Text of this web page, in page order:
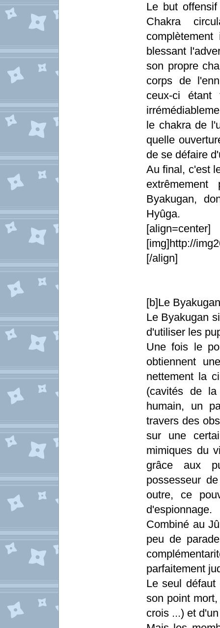
Le but
Chakra
blessant
son propre
corps de
ceux-ci étant
le chakra de
quelle
de se défaire
Au final, c'est
Byakugan,
Hyûga.
[align=center]
[img]http://
[/align]
[b]Le
Le Byakugan
d'utiliser les
Une fois le
obtiennent
nettement la
(cavités de
humain, un
travers des
sur une
mimiques du
grâce aux
possesseur
outre, ce
d'espionnage.
Combiné au
peu de
parfaitement
Le seul
son point
crois ...) et